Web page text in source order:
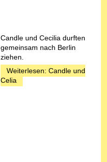
Candle und Cecilia durften
gemeinsam nach Berlin
ziehen.
Weiterlesen: Candle und
Celia